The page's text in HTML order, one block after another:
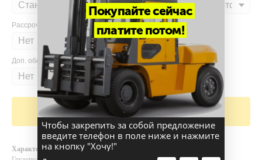
Рассрочка
Доп. оборудование
Добавить в корзину
Характеристики
Покупайте сейчас
платите потом!
Чтобы закрепить за собой предложение
введите телефон в поле ниже и нажмите
на кнопку "Хочу!"